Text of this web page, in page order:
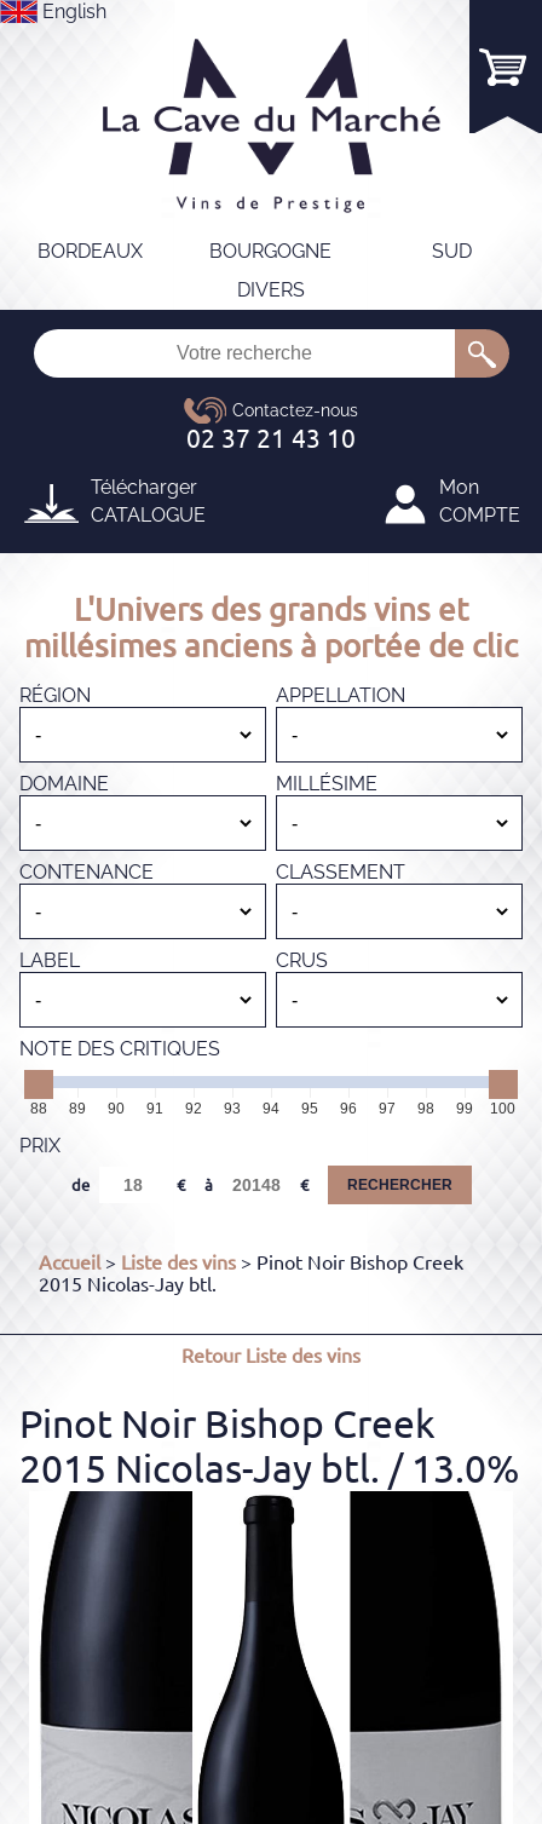
English
BORDEAUX BOURGOGNE
SUD
DIVERS
Télécharger
CATALOGUE
Mon
COMPTE
L'Univers des grands vins et
millésimes anciens à portée de clic
RÉGION APPELLATION
DOMAINE MILLÉSIME
CONTENANCE CLASSEMENT
LABEL CRUS
NOTE DES CRITIQUES
88 89 90 91 92 93 94 95 96 97 98 99 100
PRIX
de à RECHERCHER
Accueil> Liste des vins > Pinot Noir Bishop Creek
2015 Nicolas-Jay btl.
RetourListe des vins
Pinot Noir Bishop Creek
2015 Nicolas-Jay btl. / 13.0%